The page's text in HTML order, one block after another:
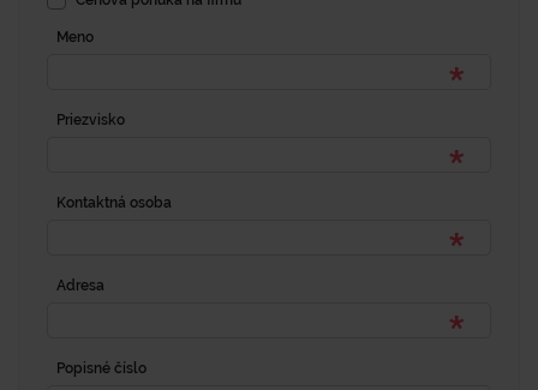
Meno
Priezvisko
Kontaktná osoba
Adresa
Popisné číslo